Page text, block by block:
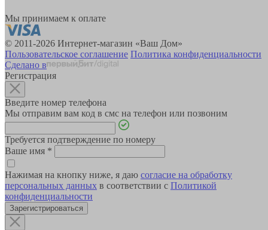
Мы принимаем к оплате
© 2011-2026 Интернет-магазин «Ваш Дом»
Пользовательское соглашение Политика конфиденциальности
Сделано в
Регистрация
Введите номер телефона
Мы отправим вам код в смс на телефон или позвоним
Требуется подтверждение по номеру
Ваше имя *
Нажимая на кнопку ниже, я даю согласие на обработку
персональных данных в соответствии с Политикой
конфиденциальности
Зарегистрироваться